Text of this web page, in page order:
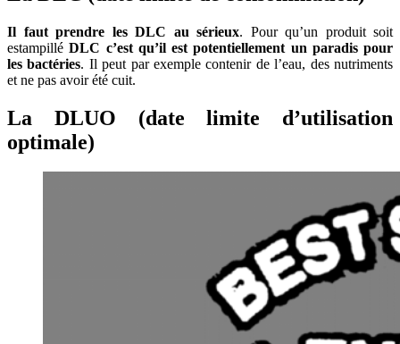
Il faut prendre les DLC au sérieux. Pour qu’un produit soit
estampilléDLC c’est qu’il est potentiellement un paradis pour
les bactéries. Il peut par exemple contenir de l’eau, des nutriments
et ne pas avoir été cuit.
La DLUO (date limite d’utilisation
optimale)